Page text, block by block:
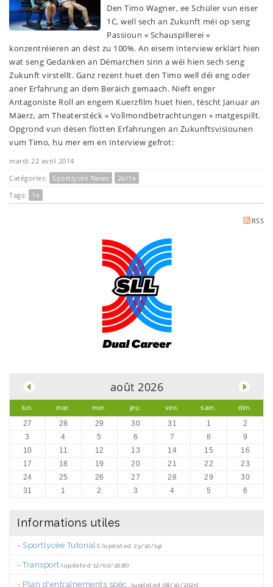
Den Timo Wagner, ee Schüler vun eiser
1C, well sech an Zukunft méi op seng
Passioun « Schauspillerei »
konzentréieren an dëst zu 100%. An eisem Interview erklärt hien
wat seng Gedanken an Démarchen sinn a wéi hien sech seng
Zukunft virstellt. Ganz rezent huet den Timo well déi eng oder
aner Erfahrung an dem Beräich gemaach. Nieft enger
Antagoniste Roll an engem Kuerzfilm huet hien, tëscht Januar an
Mäerz, am Theaterstéck « Vollmondbetrachtungen » matgespillt.
Opgrond vun dësen flotten Erfahrungen an Zukunftsvisiounen
vum Timo, hu mer em en Interview gefrot:
mardi 22 avril 2014
Catégories:
Sportlycée News
2e/1e
Tags:
1e
RSS
août 2026
lun. mar. mer. jeu. ven. sam. dim.
27 28 29 30 31 1
2
3
4 5 6 7 8
9
10
11 12 13 14 15
16
17
18 19 20 21 22
23
24
25 26 27 28 29
30
31
1 2 3 4 5 6
Informations utiles
- Sportlycée Tutorials (updated 23/10/19)
-Transport (updated 12/02/2026)
- Plan d'entraînements spéc. (updated 08/10/2025)